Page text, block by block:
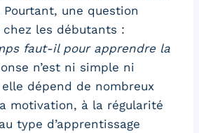
une question
les débutants :
faut-il pour apprendre la
n’est ni simple ni
dépend de nombreux
motivation, à la régularité
type d’apprentissage